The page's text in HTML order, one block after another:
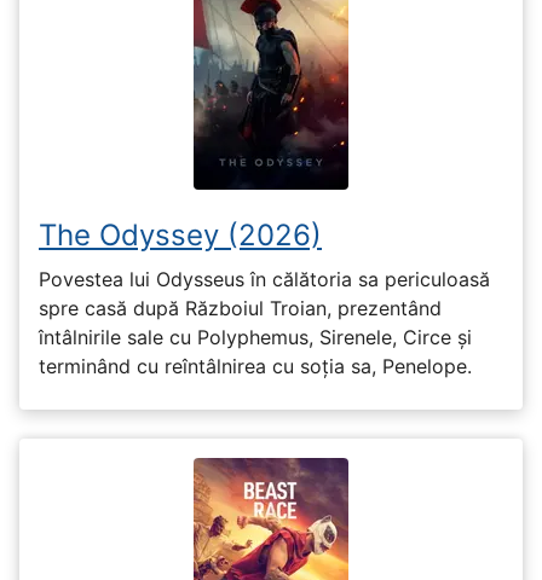
The Odyssey (2026)
Povestea lui Odysseus în călătoria sa periculoasă
spre casă după Războiul Troian, prezentând
întâlnirile sale cu Polyphemus, Sirenele, Circe și
terminând cu reîntâlnirea cu soția sa, Penelope.